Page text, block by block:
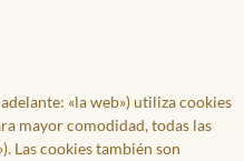
adelante: «la web») utiliza cookies
mayor comodidad, todas las
Las cookies también son